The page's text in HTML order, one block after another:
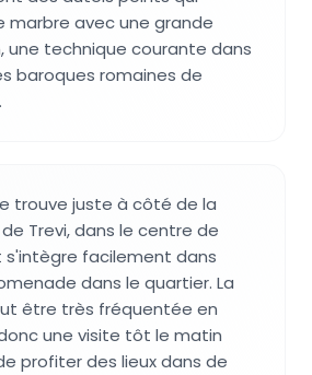
marbre avec une grande
une technique courante dans
baroques romaines de
trouve juste à côté de la
Trevi, dans le centre de
s'intègre facilement dans
dans le quartier. La
être très fréquentée en
une visite tôt le matin
profiter des lieux dans de